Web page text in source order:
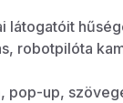
látogatóit
robotpilóta
pop-up,